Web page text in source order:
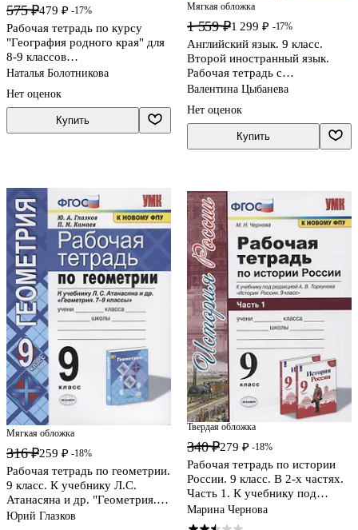
575 ₽479 ₽ -17%
Рабочая тетрадь по курсу
"География родного края" для
8-9 классов
общеобразовательных
Наталья Болотникова
Нет оценок
Купить
Мягкая обложка
1 559 ₽1 299 ₽ -17%
Английский язык. 9 класс.
Второй иностранный язык.
Рабочая тетрадь с
грамматическим тренажером
Валентина Цыбанева
Нет оценок
Купить
Мягкая обложка
316 ₽259 ₽ -18%
Рабочая тетрадь по геометрии.
9 класс. К учебнику Л.С.
Атанасяна и др. "Геометрия. 7-
9 классы" (М.: Просвещение)
Юрий Глазков
Твердая обложка
340 ₽279 ₽ -18%
Рабочая тетрадь по истории
России. 9 класс. В 2-х частях.
Часть 1. К учебнику под
рецакцией А. В. Торкунова
"История России. 9 класс"
Марина Чернова